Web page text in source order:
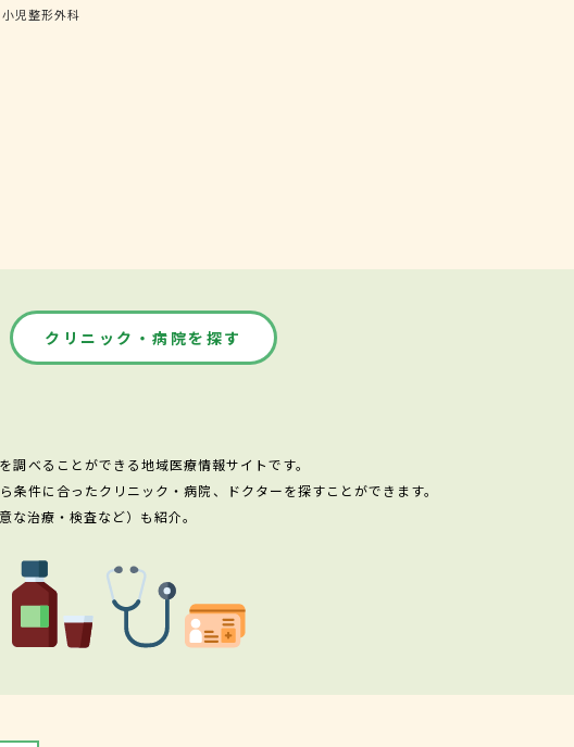
小児整形外科
クリニック・病院を探す
べることができる地域医療情報サイトです。
件に合ったクリニック・病院、ドクターを探すことができます。
治療・検査など）も紹介。